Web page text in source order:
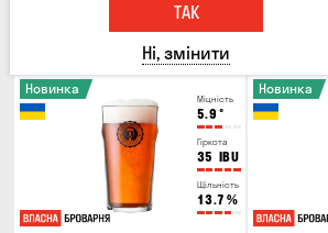
Міцність
5.9 °
Гіркота
35 IBU
Щільність
13.7 %
Новинка Новинка
ТАК
Ні, змінити